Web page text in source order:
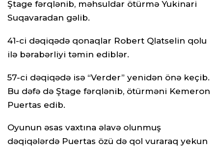
Ştage fərqlənib, məhsuldar ötürmə Yukinari
Suqavaradan gəlib.
41-ci dəqiqədə qonaqlar Robert Qlatselin qolu
ilə bərabərliyi təmin ediblər.
57-ci dəqiqədə isə “Verder” yenidən önə keçib.
Bu dəfə də Ştage fərqlənib, ötürməni Kemeron
Puertas edib.
Oyunun əsas vaxtına əlavə olunmuş
dəqiqələrdə Puertas özü də qol vuraraq yekun